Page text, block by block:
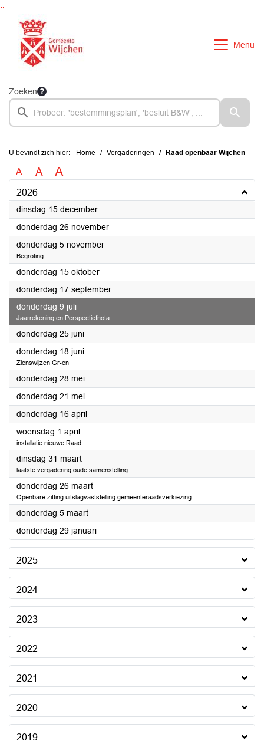
Ga naar de inhoud van deze pagina
Ga naar het zoeken
Ga naar het menu
Menu
Zoeken
U bevindt zich hier: Home Vergaderingen Raad openbaar Wijchen
A A A
2026
dinsdag 15 december2026
donderdag 26 november2026
donderdag 5 november2026
Begroting
donderdag 15 oktober2026
donderdag 17 september2026
donderdag 9 juli
Jaarrekening en Perspectiefnota
donderdag 25 juni2026
donderdag 18 juni2026
Zienswijzen Gr-en
donderdag 28 mei2026
donderdag 21 mei2026
donderdag 16 april2026
woensdag 1 april2026
installatie nieuwe Raad
dinsdag 31 maart2026
laatste vergadering oude samenstelling
donderdag 26 maart2026
Openbare zitting uitslagvaststelling gemeenteraadsverkiezing
donderdag 5 maart2026
donderdag 29 januari2026
2025
2024
2023
2022
2021
2020
2019